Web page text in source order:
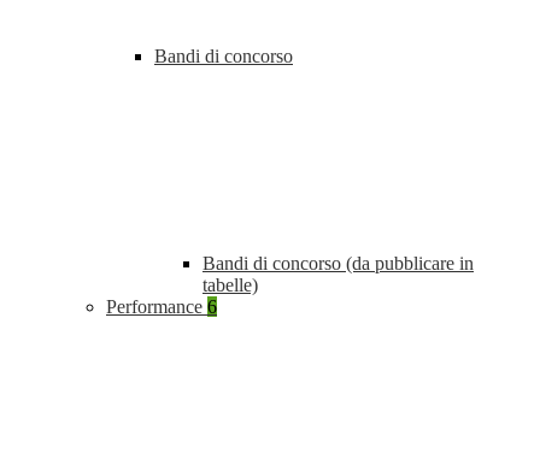
Bandi di concorso
Bandi di concorso (da pubblicare in
tabelle)
Performance 6